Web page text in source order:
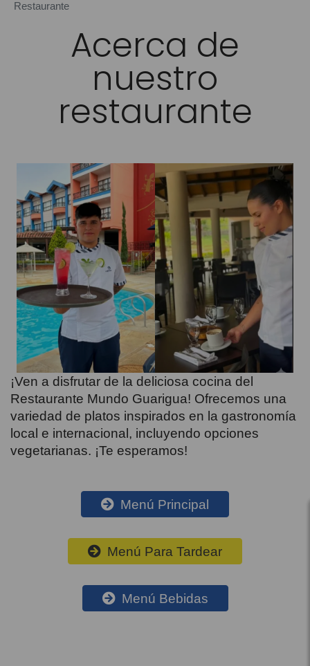
Restaurante
Acerca de
nuestro
restaurante
¡Ven a disfrutar de la deliciosa cocina del
Restaurante Mundo Guarigua! Ofrecemos una
variedad de platos inspirados en la gastronomía
local e internacional, incluyendo opciones
vegetarianas. ¡Te esperamos!
Menú Principal
Menú Para Tardear
Menú Bebidas